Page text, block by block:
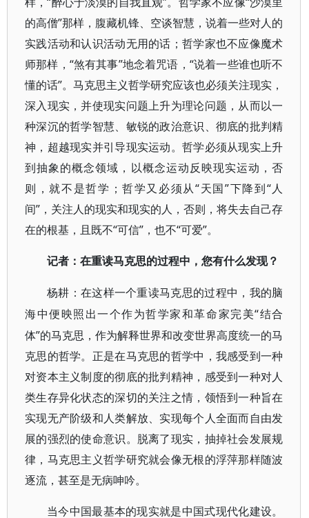
的高僧”那样，腹藏机锋、空谈智慧，说着一些对人的
实践活动和认识活动无用的话；哲学家也不应像魔术
师那样，“煞有其事”地念着咒语，“说着一些谁也听不
懂的话”。马克思主义哲学研究应该也必须关注现实，
深入现实，并使现实问题上升为理论问题，从而以一
种深沉的哲学智慧、敏锐的政治意识、彻底的批判精
神，超越现实并引导现实运动。哲学必须从现实上升
到抽象的概念领域，以概念运动反映现实运动，否
则，就不是哲学；哲学又必须从“天国”下降到“人
间”，关注人的现实和现实的人，否则，将失去自己存
在的根基，且既不“可信”，也不“可爱”。
记者：在重读马克思的过程中，您有什么发现？
杨耕：在这样一个重读马克思的过程中，我的脑
海中便映照出一个作为哲学家和革命家完美“结合
体”的马克思，作为解释世界和改变世界高度统一的马
克思的哲学。正是在马克思的哲学中，我感受到一种
对资本主义制度的彻底的批判精神，感受到一种对人
类生存异化状态的深切的关注之情，领悟到一种旨在
实现无产阶级和人类解放、实现每个人全面而自由发
展的强烈的使命意识。脱离了现实，抽掉社会发展规
律，马克思主义哲学研究就会像无根的浮萍那样随波
逐流，甚至是无病呻吟。
当今中国最基本的现实就是中国式现代化建设。